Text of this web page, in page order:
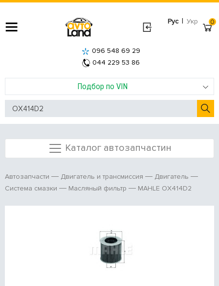
Рус | Укр
Подбор по VIN
096 548 69 29
044 229 53 86
0
Каталог автозапчастин
Автозапчасти Двигатель и трансмиссия
Двигатель
Система смазки
Масляный фильтр MAHLE OX414D2